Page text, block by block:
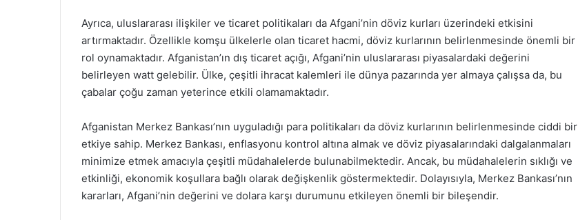
Ayrıca, uluslararası ilişkiler ve ticaret politikaları da Afgani’nin döviz kurları üzerindeki etkisini
artırmaktadır. Özellikle komşu ülkelerle olan ticaret hacmi, döviz kurlarının belirlenmesinde önemli bir
rol oynamaktadır. Afganistan’ın dış ticaret açığı, Afgani’nin uluslararası piyasalardaki değerini
belirleyen watt gelebilir. Ülke, çeşitli ihracat kalemleri ile dünya pazarında yer almaya çalışsa da, bu
çabalar çoğu zaman yeterince etkili olamamaktadır.
Afganistan Merkez Bankası’nın uyguladığı para politikaları da döviz kurlarının belirlenmesinde ciddi bir
etkiye sahip. Merkez Bankası, enflasyonu kontrol altına almak ve döviz piyasalarındaki dalgalanmaları
minimize etmek amacıyla çeşitli müdahalelerde bulunabilmektedir. Ancak, bu müdahalelerin sıklığı ve
etkinliği, ekonomik koşullara bağlı olarak değişkenlik göstermektedir. Dolayısıyla, Merkez Bankası’nın
kararları, Afgani’nin değerini ve dolara karşı durumunu etkileyen önemli bir bileşendir.